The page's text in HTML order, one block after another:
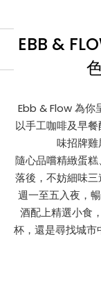
EBB &
Ebb & Flow 為你
以手工咖啡及早
味招牌雞
隨心品嚐精緻蛋
落後，不妨細味三
週一至五入夜，
酒配上精選小食
杯，還是尋找城市